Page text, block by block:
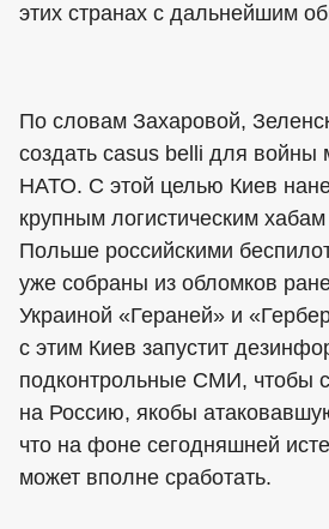
этих странах с дальнейшим
По словам Захаровой,
создать casus belli для войны
НАТО. С этой целью Киев
крупным логистическим
Польше российскими
уже собраны из обломков
Украиной «Гераней» и
с этим Киев запустит
подконтрольные СМИ, чтобы
на Россию, якобы
что на фоне сегодняшней
может вполне сработать.